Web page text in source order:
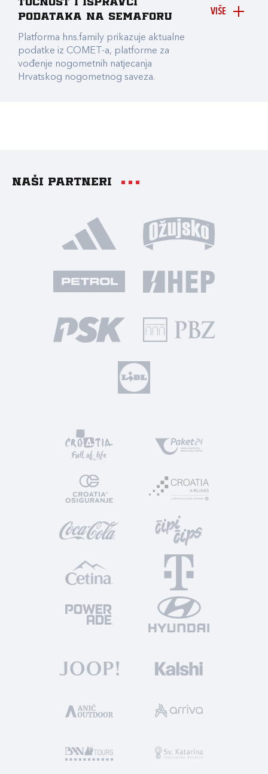
VIŠE
točnost i ispravci
podataka na Semaforu
Platforma hns.family prikazuje aktualne
podatke iz COMET-a, platforme za
vođenje nogometnih natjecanja
Hrvatskog nogometnog saveza.
Naši partneri